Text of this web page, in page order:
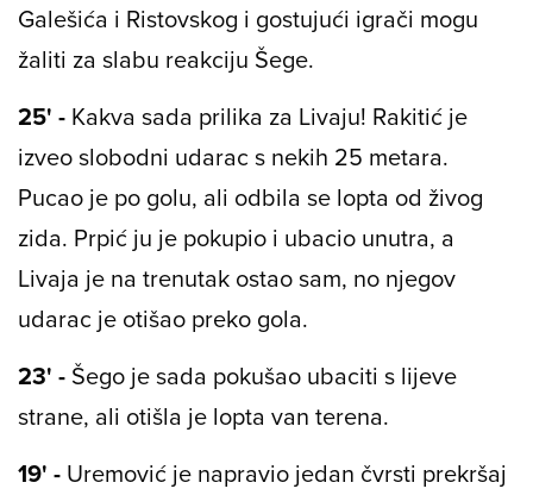
Galešića i Ristovskog i gostujući igrači mogu
žaliti za slabu reakciju Šege.
25' - Kakva sada prilika za Livaju! Rakitić je
izveo slobodni udarac s nekih 25 metara.
Pucao je po golu, ali odbila se lopta od živog
zida. Prpić ju je pokupio i ubacio unutra, a
Livaja je na trenutak ostao sam, no njegov
udarac je otišao preko gola.
23' - Šego je sada pokušao ubaciti s lijeve
strane, ali otišla je lopta van terena.
19' - Uremović je napravio jedan čvrsti prekršaj